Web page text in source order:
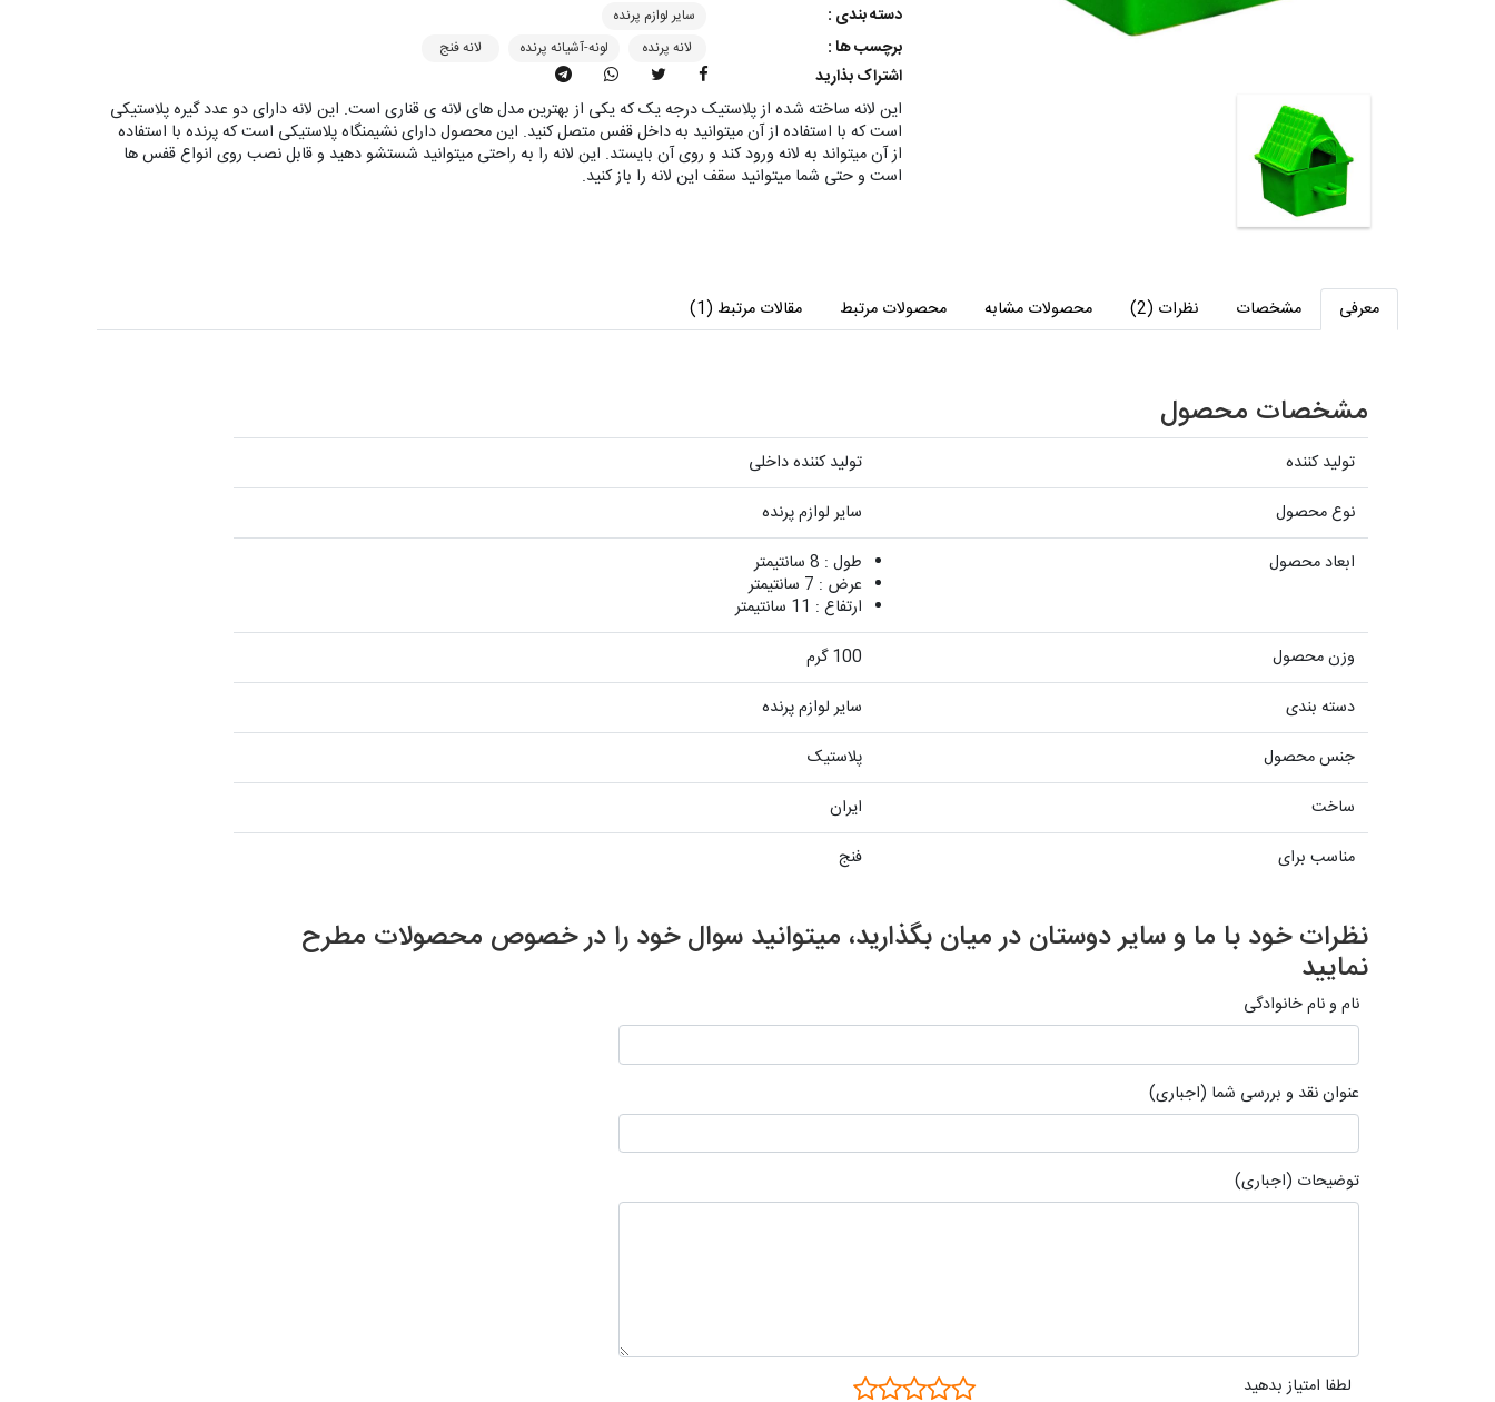
دسته بندی : سایر لوازم پرنده
برچسب ها : لانه پرنده لونه-آشیانه پرنده لانه فنج
اشتراک بذارید
این لانه ساخته شده از پلاستیک درجه یک که یکی از بهترین مدل های لانه ی قناری است. این لانه دارای دو عدد گیره پلاستیکی
است که با استفاده از آن میتوانید به داخل قفس متصل کنید. این محصول دارای نشیمنگاه پلاستیکی است که پرنده با استفاده
از آن میتواند به لانه ورود کند و روی آن بایستد. این لانه را به راحتی میتوانید شستشو دهید و قابل نصب روی انواع قفس ها
است و حتی شما میتوانید سقف این لانه را باز کنید.
معرفی مشخصات نظرات (2) محصولات مشابه محصولات مرتبط مقالات مرتبط (1)
مشخصات محصول
تولید کننده
تولید کننده داخلی
نوع محصول
سایر لوازم پرنده
ابعاد محصول
طول : 8 سانتیمتر
عرض : 7 سانتیمتر
ارتفاع : 11 سانتیمتر
وزن محصول
100 گرم
دسته بندی
سایر لوازم پرنده
جنس محصول
پلاستیک
ساخت
ایران
مناسب برای
فنج
نظرات خود با ما و سایر دوستان در میان بگذارید، میتوانید سوال خود را در خصوص محصولات مطرح
نمایید
نام و نام خانوادگی
عنوان نقد و بررسی شما (اجباری)
توضیحات (اجباری)
لطفا امتیاز بدهید